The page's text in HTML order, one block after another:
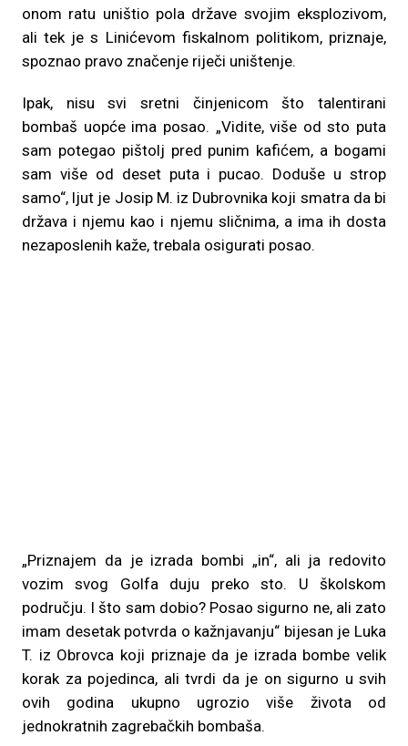
onom ratu uništio pola države svojim eksplozivom,
ali tek je s Linićevom fiskalnom politikom, priznaje,
spoznao pravo značenje riječi uništenje.
Ipak, nisu svi sretni činjenicom što talentirani
bombaš uopće ima posao. „Vidite, više od sto puta
sam potegao pištolj pred punim kafićem, a bogami
sam više od deset puta i pucao. Doduše u strop
samo“, ljut je Josip M. iz Dubrovnika koji smatra da bi
država i njemu kao i njemu sličnima, a ima ih dosta
nezaposlenih kaže, trebala osigurati posao.
„Priznajem da je izrada bombi „in“, ali ja redovito
vozim svog Golfa duju preko sto. U školskom
području. I što sam dobio? Posao sigurno ne, ali zato
imam desetak potvrda o kažnjavanju“ bijesan je Luka
T. iz Obrovca koji priznaje da je izrada bombe velik
korak za pojedinca, ali tvrdi da je on sigurno u svih
ovih godina ukupno ugrozio više života od
jednokratnih zagrebačkih bombaša.